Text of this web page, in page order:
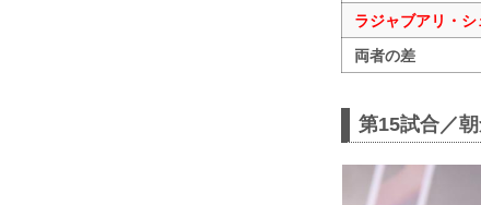
ラジャブアリ・
両者の差
第15試合／